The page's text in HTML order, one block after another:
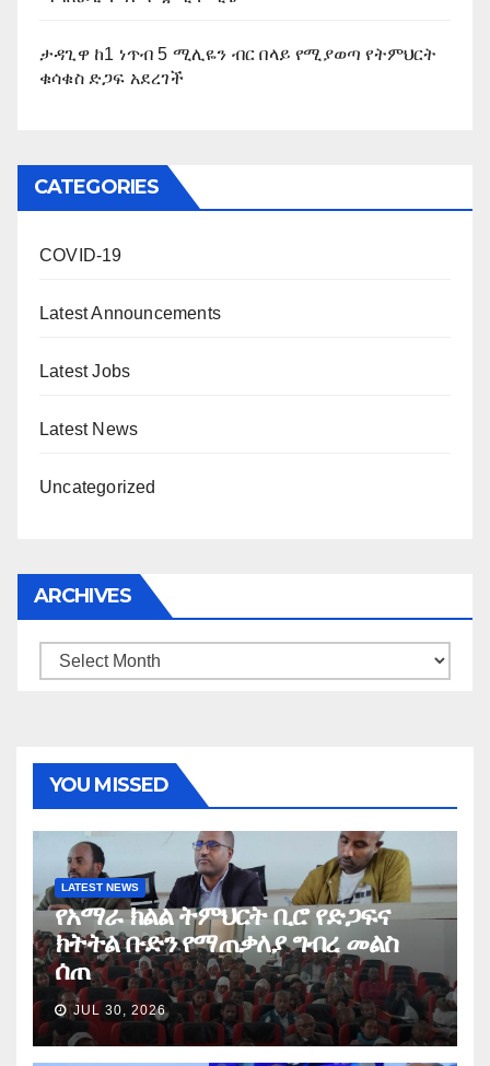
ታዳጊዋ ከ1 ነጥብ 5 ሚሊዬን ብር በላይ የሚያወጣ የትምህርት
ቁሳቁስ ድጋፍ አደረገች
CATEGORIES
COVID-19
Latest Announcements
Latest Jobs
Latest News
Uncategorized
ARCHIVES
Archives
YOU MISSED
LATEST NEWS
የአማራ ክልል ትምህርት ቢሮ የድጋፍና
ክትትል ቡድን የማጠቃለያ ግብረ መልስ
ሰጠ
JUL 30, 2026